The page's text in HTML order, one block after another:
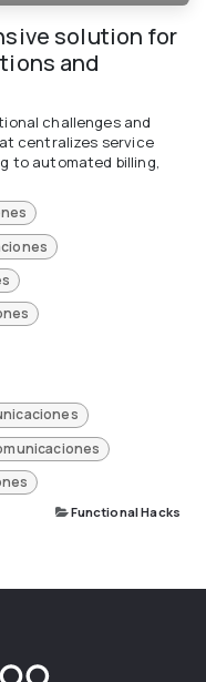
solution for
and
challenges and
centralizes service
to automated billing,
Functional Hacks